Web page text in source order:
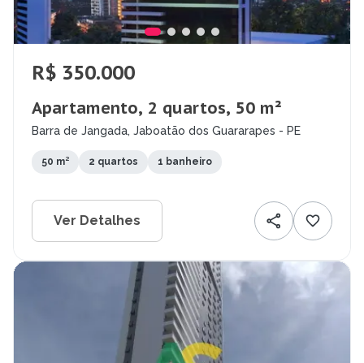
R$ 350.000
Apartamento, 2 quartos, 50 m²
Barra de Jangada, Jaboatão dos Guararapes - PE
50 m² 2 quartos 1 banheiro
Ver Detalhes